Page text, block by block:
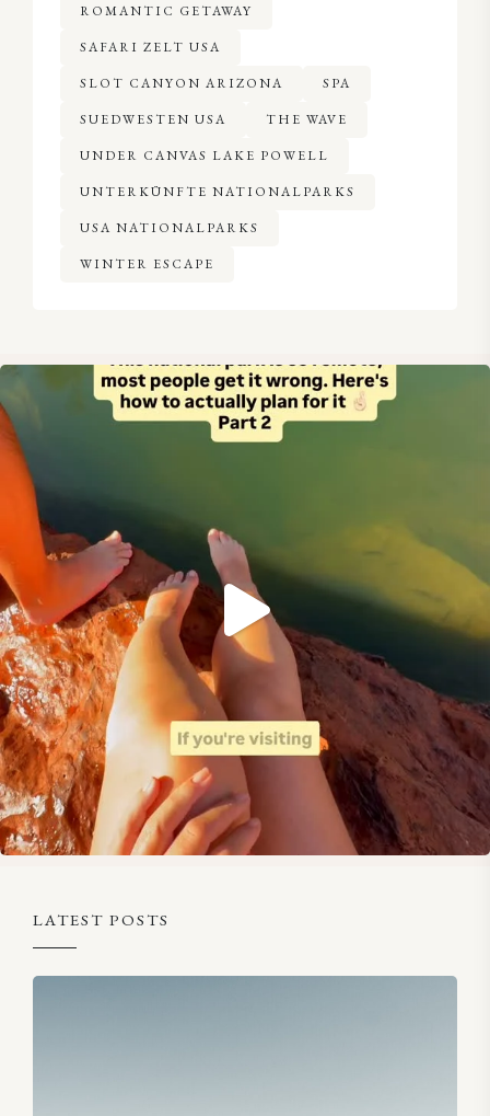
ROMANTIC GETAWAY
SAFARI ZELT USA
SLOT CANYON ARIZONA SPA
SUEDWESTEN USA THE WAVE
UNDER CANVAS LAKE POWELL
UNTERKÜNFTE NATIONALPARKS
USA NATIONALPARKS
WINTER ESCAPE
LATEST POSTS